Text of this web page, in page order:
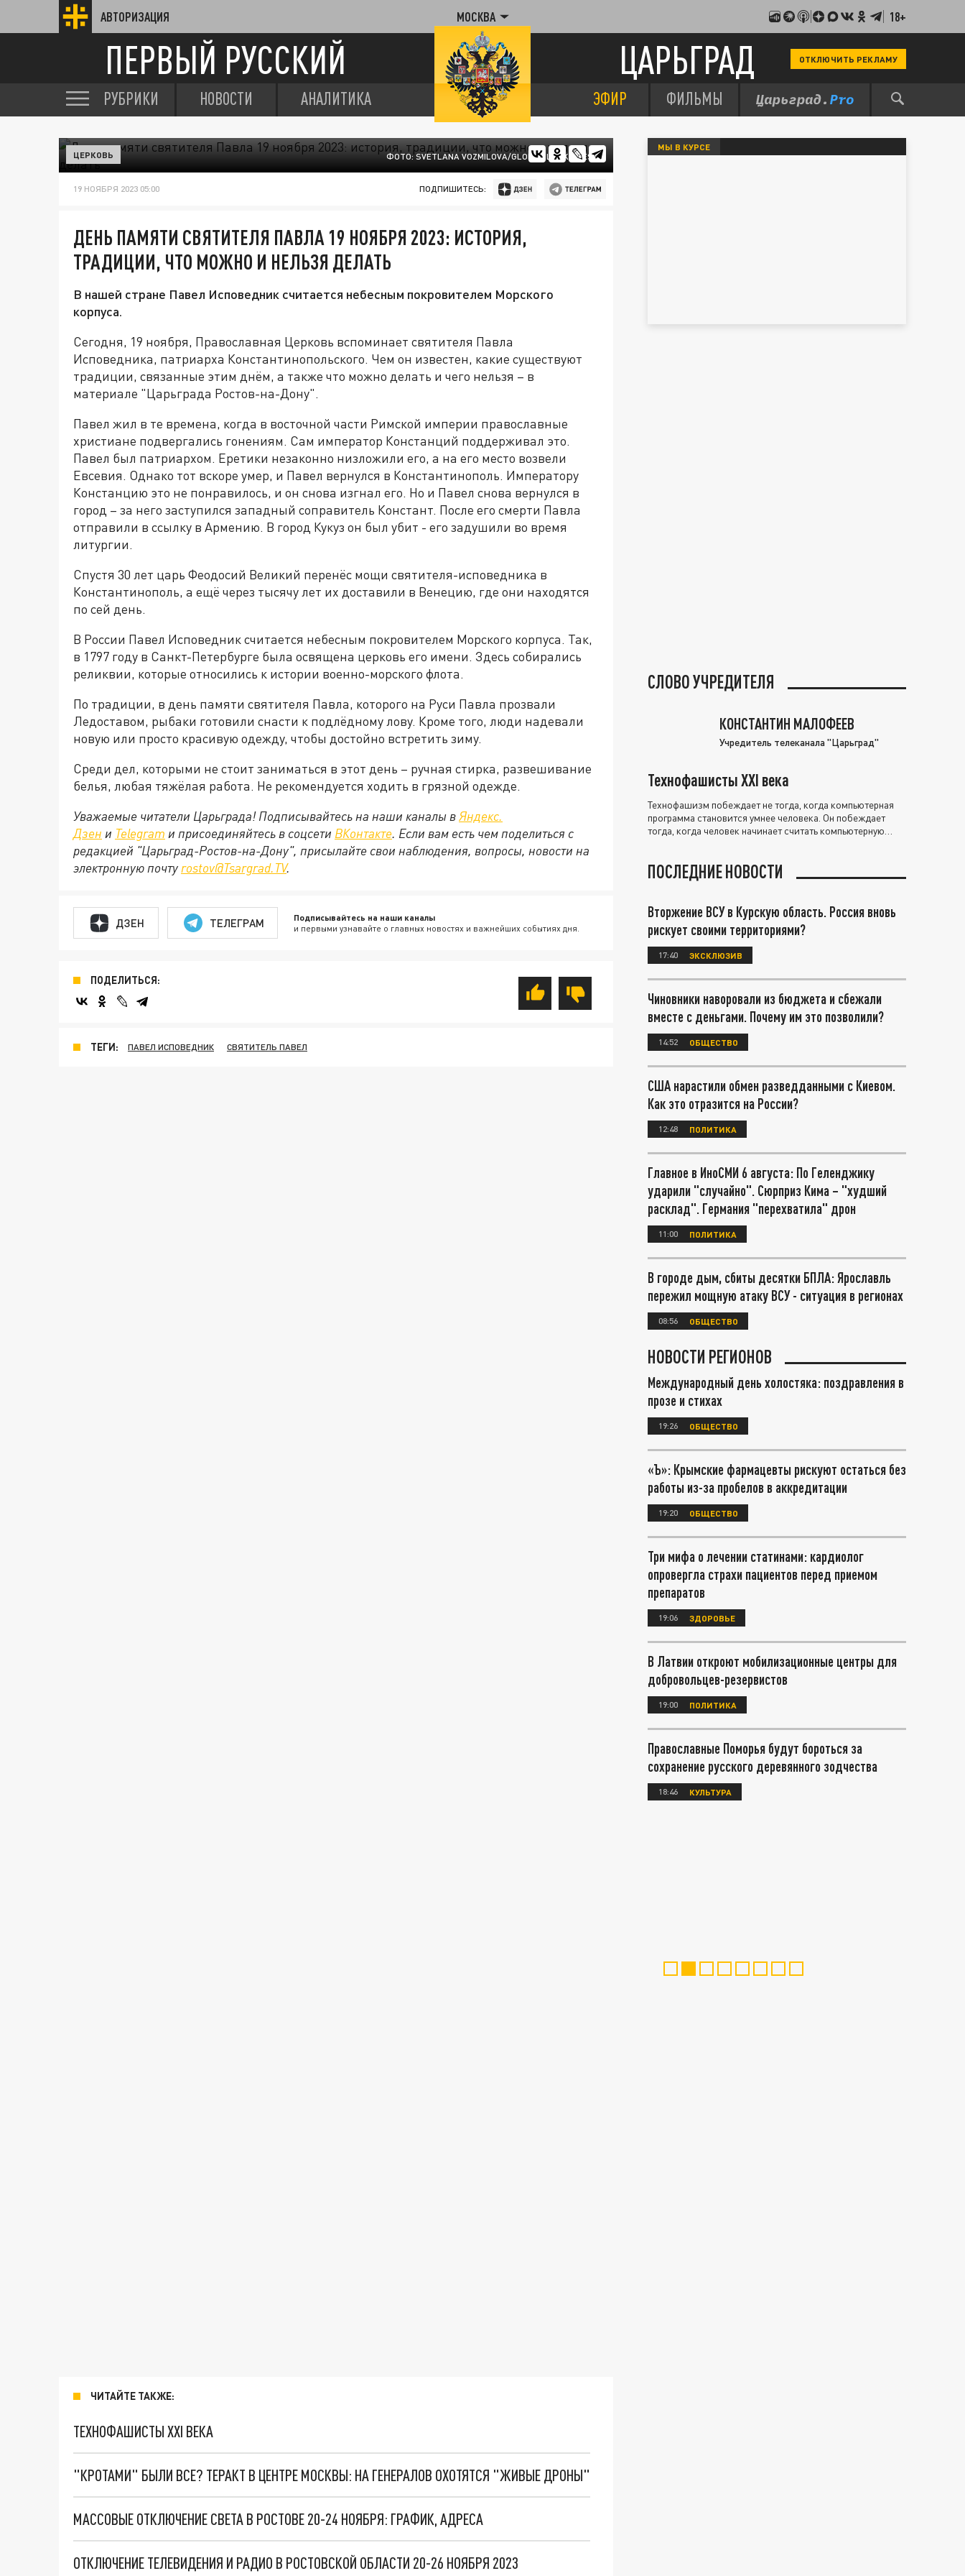
АВТОРИЗАЦИЯ МОСКВА 18+
ПЕРВЫЙ РУССКИЙ ЦАРЬГРАД ОТКЛЮЧИТЬ РЕКЛАМУ
РУБРИКИ НОВОСТИ АНАЛИТИКА ЭФИР ФИЛЬМЫ
ФОТО: SVETLANA VOZMILOVA/GLOBAL LOOK PRESS
ЦЕРКОВЬ
19 НОЯБРЯ 2023 05:00 ПОДПИШИТЕСЬ:
ДЕНЬ ПАМЯТИ СВЯТИТЕЛЯ ПАВЛА 19 НОЯБРЯ 2023: ИСТОРИЯ,
ТРАДИЦИИ, ЧТО МОЖНО И НЕЛЬЗЯ ДЕЛАТЬ
В нашей стране Павел Исповедник считается небесным покровителем Морского
корпуса.
Сегодня, 19 ноября, Православная Церковь вспоминает святителя Павла
Исповедника, патриарха Константинопольского. Чем он известен, какие существуют
традиции, связанные этим днём, а также что можно делать и чего нельзя – в
материале "Царьграда Ростов-на-Дону".
Павел жил в те времена, когда в восточной части Римской империи православные
христиане подвергались гонениям. Сам император Констанций поддерживал это.
Павел был патриархом. Еретики незаконно низложили его, а на его место возвели
Евсевия. Однако тот вскоре умер, и Павел вернулся в Константинополь. Императору
Констанцию это не понравилось, и он снова изгнал его. Но и Павел снова вернулся в
город – за него заступился западный соправитель Констант. После его смерти Павла
отправили в ссылку в Армению. В город Кукуз он был убит - его задушили во время
литургии.
Спустя 30 лет царь Феодосий Великий перенёс мощи святителя-исповедника в
Константинополь, а ещё через тысячу лет их доставили в Венецию, где они находятся
по сей день.
В России Павел Исповедник считается небесным покровителем Морского корпуса. Так,
в 1797 году в Санкт-Петербурге была освящена церковь его имени. Здесь собирались
реликвии, которые относились к истории военно-морского флота.
По традиции, в день памяти святителя Павла, которого на Руси Павла прозвали
Ледоставом, рыбаки готовили снасти к подлёдному лову. Кроме того, люди надевали
новую или просто красивую одежду, чтобы достойно встретить зиму.
Среди дел, которыми не стоит заниматься в этот день – ручная стирка, развешивание
белья, любая тяжёлая работа. Не рекомендуется ходить в грязной одежде.
Уважаемые читатели Царьграда! Подписывайтесь на наши каналы вЯндекс.
Дзен и Telegram и присоединяйтесь в соцсети ВКонтакте. Если вам есть чем поделиться с
редакцией "Царьград-Ростов-на-Дону", присылайте свои наблюдения, вопросы, новости на
электронную почту rostov@Tsargrad.ТV.
ДЗЕН ТЕЛЕГРАМ Подписывайтесь на наши каналы
и первыми узнавайте о главных новостях и важнейших событиях дня.
ПОДЕЛИТЬСЯ:
ТЕГИ: ПАВЕЛ ИСПОВЕДНИК СВЯТИТЕЛЬ ПАВЕЛ
ЧИТАЙТЕ ТАКЖЕ:
ТЕХНОФАШИСТЫ XXI ВЕКА
"КРОТАМИ" БЫЛИ ВСЕ? ТЕРАКТ В ЦЕНТРЕ МОСКВЫ: НА ГЕНЕРАЛОВ ОХОТЯТСЯ "ЖИВЫЕ ДРОНЫ"
МАССОВЫЕ ОТКЛЮЧЕНИЕ СВЕТА В РОСТОВЕ 20-24 НОЯБРЯ: ГРАФИК, АДРЕСА
ОТКЛЮЧЕНИЕ ТЕЛЕВИДЕНИЯ И РАДИО В РОСТОВСКОЙ ОБЛАСТИ 20-26 НОЯБРЯ 2023
МЫ В КУРСЕ
СЛОВО УЧРЕДИТЕЛЯ
КОНСТАНТИН МАЛОФЕЕВ
Учредитель телеканала "Царьград"
Технофашисты XXI века
Технофашизм побеждает не тогда, когда компьютерная
программа становится умнее человека. Он побеждает
тогда, когда человек начинает считать компьютерную
ПОСЛЕДНИЕ НОВОСТИ
Вторжение ВСУ в Курскую область. Россия вновь
рискует своими территориями?
17:40 ЭКСКЛЮЗИВ
Чиновники наворовали из бюджета и сбежали
вместе с деньгами. Почему им это позволили?
14:52 ОБЩЕСТВО
США нарастили обмен разведданными с Киевом.
Как это отразится на России?
12:48 ПОЛИТИКА
Главное в ИноСМИ 6 августа: По Геленджику
ударили "случайно". Сюрприз Кима – "худший
расклад". Германия "перехватила" дрон
11:00 ПОЛИТИКА
В городе дым, сбиты десятки БПЛА: Ярославль
пережил мощную атаку ВСУ - ситуация в регионах
08:56 ОБЩЕСТВО
НОВОСТИ РЕГИОНОВ
Международный день холостяка: поздравления в
прозе и стихах
19:26 ОБЩЕСТВО
«Ъ»: Крымские фармацевты рискуют остаться без
работы из-за пробелов в аккредитации
19:20 ОБЩЕСТВО
Три мифа о лечении статинами: кардиолог
опровергла страхи пациентов перед приемом
препаратов
19:06 ЗДОРОВЬЕ
В Латвии откроют мобилизационные центры для
добровольцев-резервистов
19:00 ПОЛИТИКА
Православные Поморья будут бороться за
сохранение русского деревянного зодчества
18:46 КУЛЬТУРА